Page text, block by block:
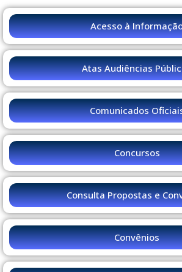
Acesso à
Atas Audiências
Comunicados
Concursos
Consulta Propostas e
Convênios